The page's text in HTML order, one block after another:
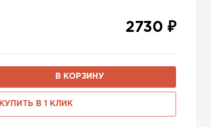
2730 ₽
В КОРЗИНУ
КУПИТЬ В 1 КЛИК